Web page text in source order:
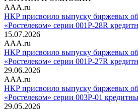
AAA.ru
НКР присвоило выпуску биржевых
«Ростелеком» серии 001Р-28R
15.07.2026
AAA.ru
НКР присвоило выпуску биржевых
«Ростелеком» серии 001Р-27R
29.06.2026
AAA.ru
НКР присвоило выпуску биржевых
«Ростелеком» серии 003Р-01
29.05.2026